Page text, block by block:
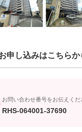
申し込みはこちらか
お問い合わせ番号をお伝えくだ
RHS-064001-37690